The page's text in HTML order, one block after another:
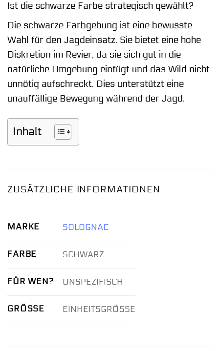
Ist die schwarze Farbe strategisch gewählt?
Die schwarze Farbgebung ist eine bewusste
Wahl für den Jagdeinsatz. Sie bietet eine hohe
Diskretion im Revier, da sie sich gut in die
natürliche Umgebung einfügt und das Wild nicht
unnötig aufschreckt. Dies unterstützt eine
unauffällige Bewegung während der Jagd.
Inhalt
ZUSÄTZLICHE INFORMATIONEN
MARKE SOLOGNAC
FARBE SCHWARZ
FÜR WEN? UNSPEZIFISCH
GRÖSSE EINHEITSGRÖSSE